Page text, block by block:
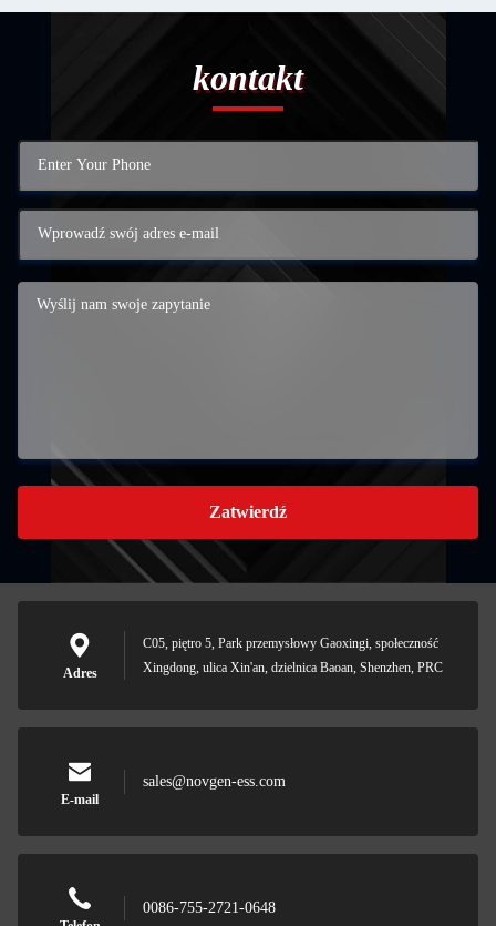
kontakt
Zatwierdź
Adres
C05, piętro 5, Park przemysłowy Gaoxingi, społeczność
Xingdong, ulica Xin'an, dzielnica Baoan, Shenzhen, PRC
E-mail
sales@novgen-ess.com
0086-755-2721-0648